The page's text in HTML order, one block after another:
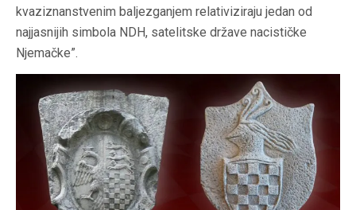
kvaziznanstvenim baljezganjem relativiziraju jedan od
najjasnijih simbola NDH, satelitske države nacističke
Njemačke”.